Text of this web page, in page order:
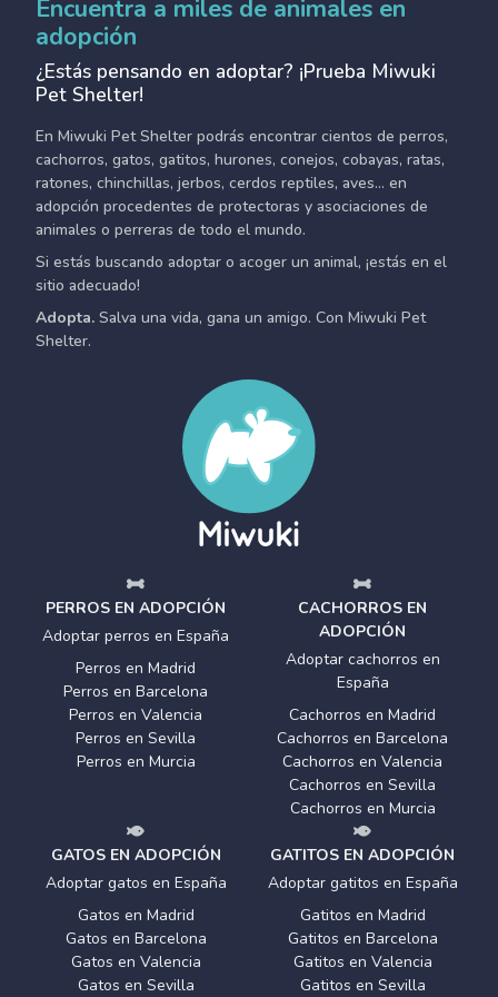
Encuentra a miles de animales en
adopción
¿Estás pensando en adoptar? ¡Prueba Miwuki
Pet Shelter!
En Miwuki Pet Shelter podrás encontrar cientos de perros,
cachorros, gatos, gatitos, hurones, conejos, cobayas, ratas,
ratones, chinchillas, jerbos, cerdos reptiles, aves... en
adopción procedentes de protectoras y asociaciones de
animales o perreras de todo el mundo.
Si estás buscando adoptar o acoger un animal, ¡estás en el
sitio adecuado!
Adopta. Salva una vida, gana un amigo. Con Miwuki Pet
Shelter.
PERROS EN ADOPCIÓN
Adoptar perros en España
Perros en Madrid
Perros en Barcelona
Perros en Valencia
Perros en Sevilla
Perros en Murcia
CACHORROS EN
ADOPCIÓN
Adoptar cachorros en
España
Cachorros en Madrid
Cachorros en Barcelona
Cachorros en Valencia
Cachorros en Sevilla
Cachorros en Murcia
GATOS EN ADOPCIÓN
Adoptar gatos en España
Gatos en Madrid
Gatos en Barcelona
Gatos en Valencia
Gatos en Sevilla
GATITOS EN ADOPCIÓN
Adoptar gatitos en España
Gatitos en Madrid
Gatitos en Barcelona
Gatitos en Valencia
Gatitos en Sevilla